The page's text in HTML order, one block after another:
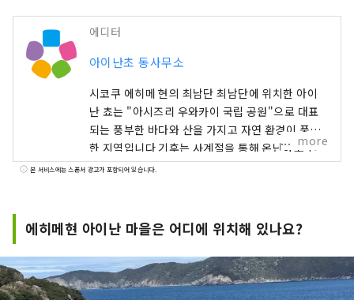
에디터
아이난초 동사무소
시코쿠 에히메 현의 최남단 최남단에 위치한 아이
난 쵸는 "아시즈리 우와카이 국립 공원"으로 대표
되는 풍부한 바다와 산을 가지고 자연 환경이 풍부
한 지역입니다 기후는 사계절을 통해 온난하고 산
호와 열대어 등을 볼 수도 있습니다.
more
본 서비스에는 스폰서 광고가 포함되어 있습니다.
에히메현 아이난 마을은 어디에 위치해 있나요?